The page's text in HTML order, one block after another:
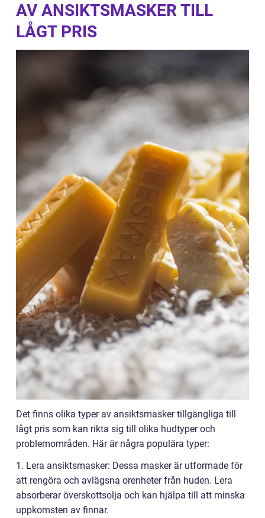
AV ANSIKTSMASKER TILL
LÅGT PRIS
Det finns olika typer av ansiktsmasker tillgängliga till
lågt pris som kan rikta sig till olika hudtyper och
problemområden. Här är några populära typer:
1. Lera ansiktsmasker: Dessa masker är utformade för
att rengöra och avlägsna orenheter från huden. Lera
absorberar överskottsolja och kan hjälpa till att minska
uppkomsten av finnar.